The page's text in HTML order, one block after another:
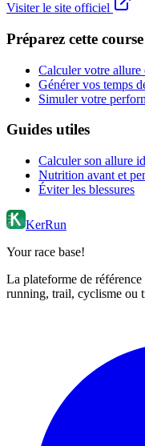
Visiter le site officiel
Préparez cette course
Calculer votre allure
Générer vos temps
Simuler votre
Guides utiles
Calculer son allure
Nutrition avant et
Éviter les blessures
KerRun
Your race base!
La plateforme de
running, trail, cyclisme ou